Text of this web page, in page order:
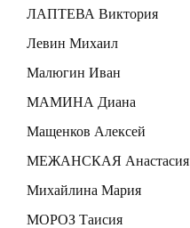
ЛАПТЕВА Виктория
Левин Михаил
Малюгин Иван
МАМИНА Диана
Мащенков Алексей
МЕЖАНСКАЯ Анастасия
Михайлина Мария
МОРОЗ Таисия